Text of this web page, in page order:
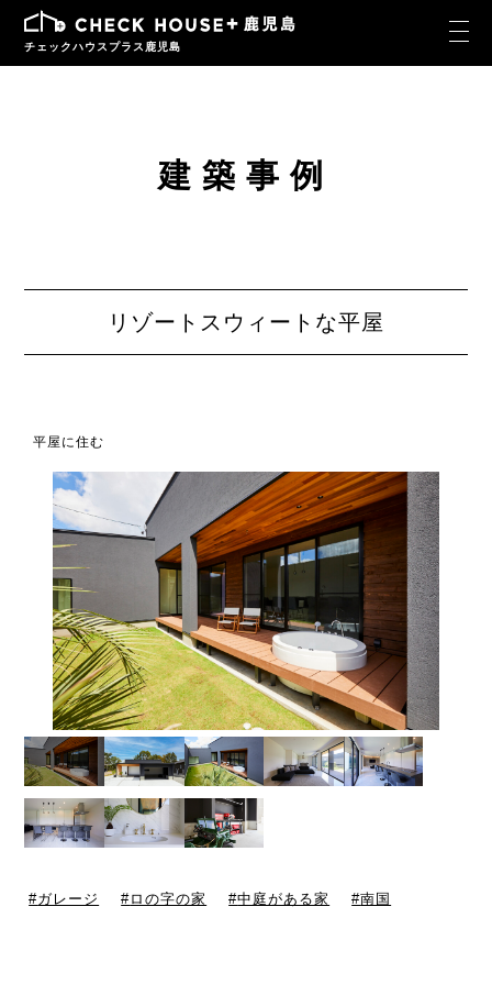
チェックハウスプラス鹿児島
建築事例
リゾートスウィートな平屋
平屋に住む
ガレージ ロの字の家 中庭がある家 南国